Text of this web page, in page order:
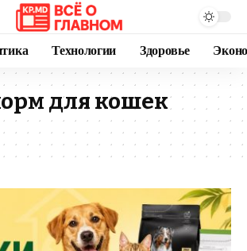
Технологии Здоровье
для кошек